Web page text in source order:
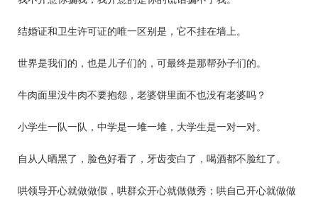
结婚证和卫生许可证的唯一区别是，它不挂在墙上。
世界是我们的，也是儿子们的，可最终是那帮孙子们的。
牛肉面里没牛肉不要抱怨，老婆饼里面不也没有老婆吗？
小学生一队一队，中学是一堆一堆，大学生是一对一对。
自从人晒黑了，脸色好看了，牙齿变白了，喝酒都不脸红了。
哄领导开心就做做假，哄群众开心就做做秀；哄自己开心就做做